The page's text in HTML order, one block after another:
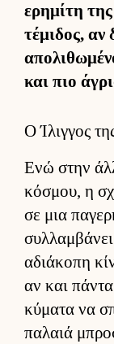
ερημίτη
τέμιδος, αν
και πιο
Ο Ίλιγγος
Ενώ στην
κόσμου, η
σε μια
αδιάκοπη
αν και
κύματα να
παλαιά